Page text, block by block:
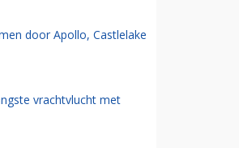
door Apollo, Castlelake
vrachtvlucht met